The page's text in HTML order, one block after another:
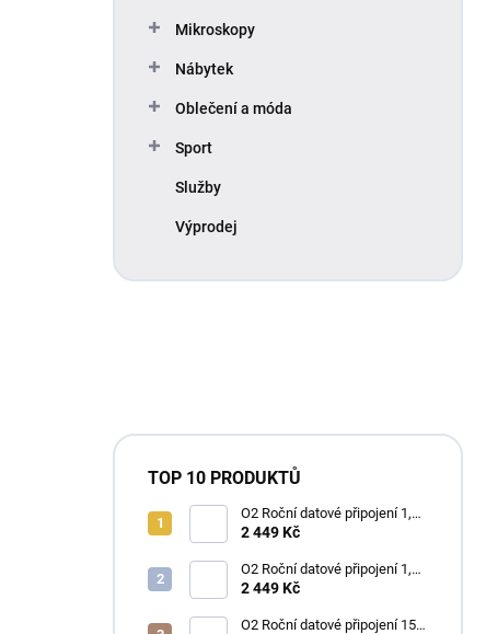
Mikroskopy
Nábytek
Oblečení a móda
Sport
Služby
Výprodej
TOP 10 PRODUKTŮ
O2 Roční datové připojení 1,2
TB
2 449 Kč
O2 Roční datové připojení 1,2
TB
2 449 Kč
O2 Roční datové připojení 15